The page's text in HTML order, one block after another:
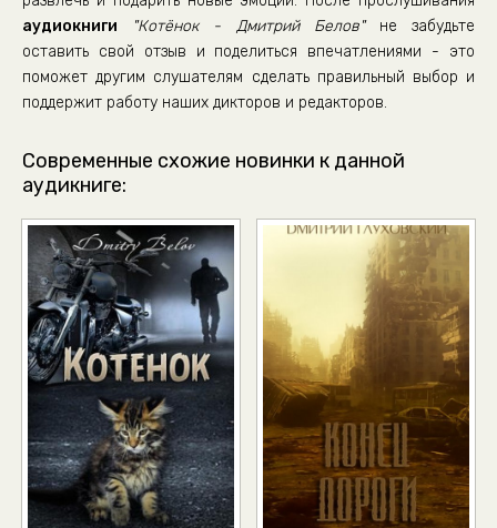
аудиокниги
"Котёнок - Дмитрий Белов"не забудьте
оставить свой отзыв и поделиться впечатлениями - это
поможет другим слушателям сделать правильный выбор и
поддержит работу наших дикторов и редакторов.
Современные схожие новинки к данной
аудикниге: